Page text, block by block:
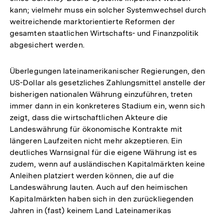
kann; vielmehr muss ein solcher Systemwechsel durch
weitreichende marktorientierte Reformen der
gesamten staatlichen Wirtschafts- und Finanzpolitik
abgesichert werden.
Überlegungen lateinamerikanischer Regierungen, den
US-Dollar als gesetzliches Zahlungsmittel anstelle der
bisherigen nationalen Währung einzuführen, treten
immer dann in ein konkreteres Stadium ein, wenn sich
zeigt, dass die wirtschaftlichen Akteure die
Landeswährung für ökonomische Kontrakte mit
längeren Laufzeiten nicht mehr akzeptieren. Ein
deutliches Warnsignal für die eigene Währung ist es
zudem, wenn auf ausländischen Kapitalmärkten keine
Anleihen platziert werden können, die auf die
Landeswährung lauten. Auch auf den heimischen
Kapitalmärkten haben sich in den zurückliegenden
Jahren in (fast) keinem Land Lateinamerikas